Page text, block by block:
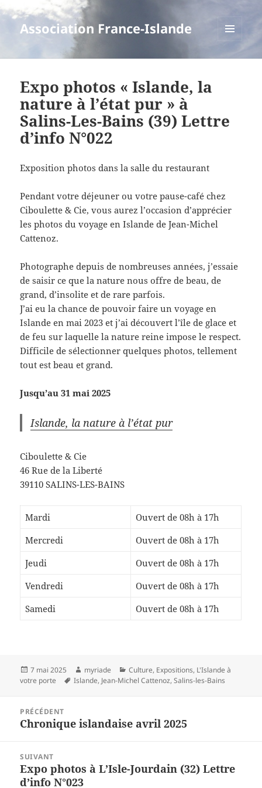
Association France-Islande
Expo photos « Islande, la
nature à l’état pur » à
Salins-Les-Bains (39) Lettre
d’info N°022
Exposition photos dans la salle du restaurant
Pendant votre déjeuner ou votre pause-café chez
Ciboulette & Cie, vous aurez l’occasion d’apprécier
les photos du voyage en Islande de Jean-Michel
Cattenoz.
Photographe depuis de nombreuses années, j’essaie
de saisir ce que la nature nous offre de beau, de
grand, d’insolite et de rare parfois.
J’ai eu la chance de pouvoir faire un voyage en
Islande en mai 2023 et j’ai découvert l’île de glace et
de feu sur laquelle la nature reine impose le respect.
Difficile de sélectionner quelques photos, tellement
tout est beau et grand.
Jusqu’au 31 mai 2025
Islande, la nature à l’état pur
Ciboulette & Cie
46 Rue de la Liberté
39110 SALINS-LES-BAINS
Mardi
Ouvert de 08h à 17h
Mercredi
Ouvert de 08h à 17h
Jeudi
Ouvert de 08h à 17h
Vendredi
Ouvert de 08h à 17h
Samedi
Ouvert de 08h à 17h
Publié
le
7 mai 2025 Auteur
myriade Catégories
Culture, Expositions, L'Islande à
votre porte
Mots-
Islande, Jean-Michel Cattenoz,Salins-les-Bains
l’article
PRÉCÉDENT
Article
Chronique islandaise avril 2025
SUIVANT
Article
suivant :
Expo photos à L’Isle-Jourdain (32) Lettre
d’info N°023